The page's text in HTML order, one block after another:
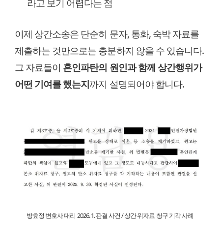
라고 보기 어렵다는 점
이제 상간소송은 단순히 문자, 통화, 숙박 자료를
제출하는 것만으로는 충분하지 않을 수 있습니다.
그 자료들이 혼인파탄의 원인과 함께 상간행위가
어떤 기여를 했는지까지 설명되어야 합니다.
방효정 변호사 대리 2026. 1. 판결 사건 / 상간 위자료 청구 기각 사례